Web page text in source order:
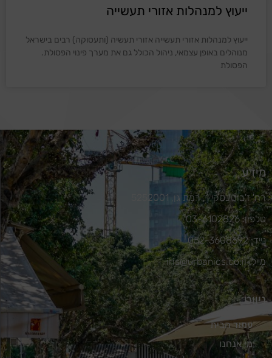
ייעוץ למנהלות אזורי תעשייה
ייעוץ למנהלות אזורי תעשייה אזורי תעשיה (ותעסוקה) רבים בישראל
מנוהלים באופן עצמאי, ניהול הכולל גם את מערך פינוי הפסולת.
הפסולת
מידע
רח' ז'בוטינסקי 1, רמת גן, 5252001
טלפון: 03-6102826
נייד: 052-3608692
מייל: iris@urbanics.co.il
ניווט
עמוד הבית
מי אנחנו